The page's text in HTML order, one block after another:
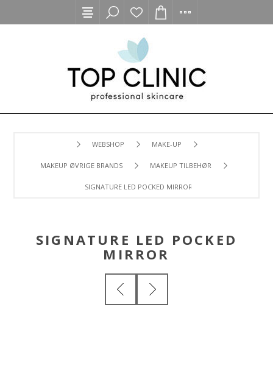
WEBSHOP MAKE-UP
MAKEUP ØVRIGE BRANDS MAKEUP TILBEHØR
SIGNATURE LED POCKED MIRROR
SIGNATURE LED POCKED
MIRROR